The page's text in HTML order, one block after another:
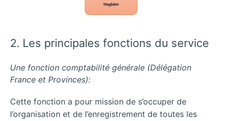
2. Les principales fonctions du service
Une fonction comptabilité générale (Délégation
France et Provinces):
Cette fonction a pour mission de s’occuper de
l’organisation et de l’enregistrement de toutes les